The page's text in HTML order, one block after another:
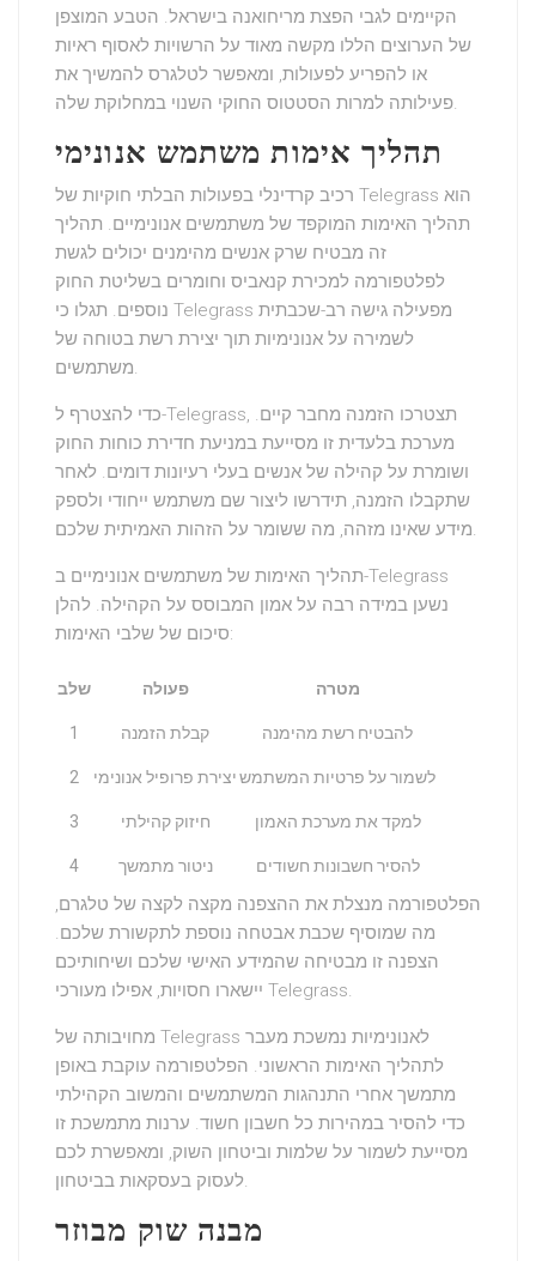
הקיימים לגבי הפצת מריחואנה בישראל. הטבע המוצפן
של הערוצים הללו מקשה מאוד על הרשויות לאסוף ראיות
או להפריע לפעולות, ומאפשר לטלגרס להמשיך את
פעילותה למרות הסטטוס החוקי השנוי במחלוקת שלה.
תהליך אימות משתמש אנונימי
רכיב קרדינלי בפעולות הבלתי חוקיות של Telegrass הוא
תהליך האימות המוקפד של משתמשים אנונימיים. תהליך
זה מבטיח שרק אנשים מהימנים יכולים לגשת
לפלטפורמה למכירת קנאביס וחומרים בשליטת החוק
נוספים. תגלו כי Telegrass מפעילה גישה רב-שכבתית
לשמירה על אנונימיות תוך יצירת רשת בטוחה של
משתמשים.
כדי להצטרף ל-Telegrass, תצטרכו הזמנה מחבר קיים.
מערכת בלעדית זו מסייעת במניעת חדירת כוחות החוק
ושומרת על קהילה של אנשים בעלי רעיונות דומים. לאחר
שתקבלו הזמנה, תידרשו ליצור שם משתמש ייחודי ולספק
מידע שאינו מזהה, מה ששומר על הזהות האמיתית שלכם.
תהליך האימות של משתמשים אנונימיים ב-Telegrass
נשען במידה רבה על אמון המבוסס על הקהילה. להלן
סיכום של שלבי האימות:
שלב פעולה מטרה
1 קבלת הזמנה להבטיח רשת מהימנה
2 יצירת פרופיל אנונימילשמור על פרטיות המשתמש
3 חיזוק קהילתי למקד את מערכת האמון
4 ניטור מתמשך להסיר חשבונות חשודים
הפלטפורמה מנצלת את ההצפנה מקצה לקצה של טלגרם,
מה שמוסיף שכבת אבטחה נוספת לתקשורת שלכם.
הצפנה זו מבטיחה שהמידע האישי שלכם ושיחותיכם
יישארו חסויות, אפילו מעורכי Telegrass.
מחויבותה של Telegrass לאנונימיות נמשכת מעבר
לתהליך האימות הראשוני. הפלטפורמה עוקבת באופן
מתמשך אחרי התנהגות המשתמשים והמשוב הקהילתי
כדי להסיר במהירות כל חשבון חשוד. ערנות מתמשכת זו
מסייעת לשמור על שלמות וביטחון השוק, ומאפשרת לכם
לעסוק בעסקאות בביטחון.
מבנה שוק מבוזר